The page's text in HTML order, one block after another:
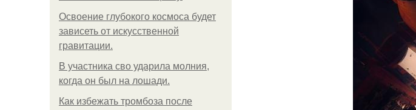
Освоение глубокого космоса будет
зависеть от искусственной
гравитации.
В участника сво ударила молния,
когда он был на лошади.
Как избежать тромбоза после